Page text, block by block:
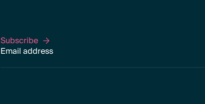
Subscribe
Subscribe